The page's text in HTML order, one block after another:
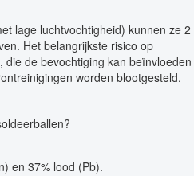
lage luchtvochtigheid) kunnen ze 2
Het belangrijkste risico op
de bevochtiging kan beïnvloeden
worden blootgesteld.
en 37% lood (Pb).